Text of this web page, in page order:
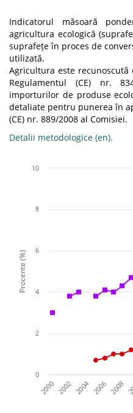
Indicatorul măsoară
agricultura ecologică
suprafețe în proces de
utilizată.
Agricultura este recunoscută
Regulamentul (CE) nr.
importurilor de produse
detaliate pentru punerea în
(CE) nr. 889/2008 al Comisiei.
Detalii metodologice (en).
Procente (%)
2000 2002 2004 2006 2008
0
2
4
6
8
10